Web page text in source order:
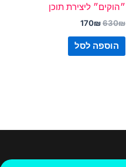
״הוקים״ ליצירת תוכן
630₪
170₪
הוספה לסל